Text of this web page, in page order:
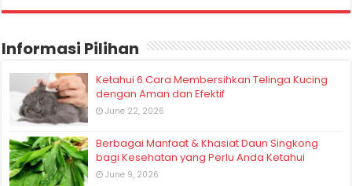
Informasi Pilihan
Ketahui 6 Cara Membersihkan Telinga Kucing
dengan Aman dan Efektif
June 22, 2026
Berbagai Manfaat & Khasiat Daun Singkong
bagi Kesehatan yang Perlu Anda Ketahui
June 9, 2026